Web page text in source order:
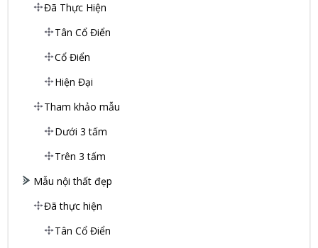
Đã Thực Hiện
Tân Cổ Điển
Cổ Điển
Hiện Đại
Tham khảo mẫu
Dưới 3 tấm
Trên 3 tấm
Mẫu nội thất đẹp
Đã thực hiện
Tân Cổ Điển